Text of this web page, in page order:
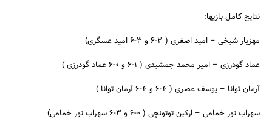
نتایج کامل بازیها:
مهزیار شیخی – امید اصغری ( 3-6 و 3-6 امید عسگری)
عماد گودرزی – امیر محمد جمشیدی ( 1-6 و 0-6 عماد گودرزی )
آرمان توانا – یوسف عصری ( 4-6 و 4-6 آرمان توانا )
سهراب نور خمامی – ارکین توتونچی ( 0-6 و 3-6 سهراب نور خمامی)